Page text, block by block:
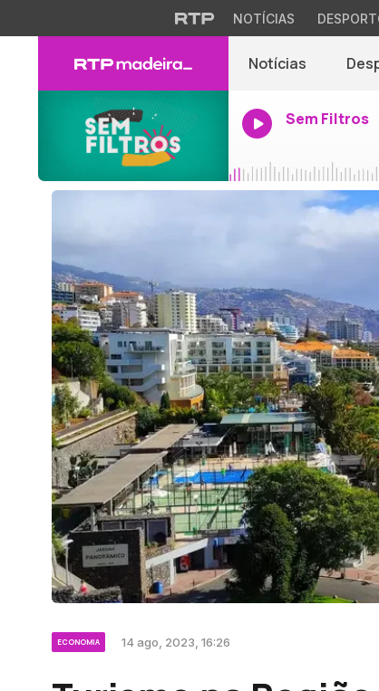
NOTÍCIAS
Notícias
Sem Filtros
ECONOMIA 14 ago, 2023, 16:26